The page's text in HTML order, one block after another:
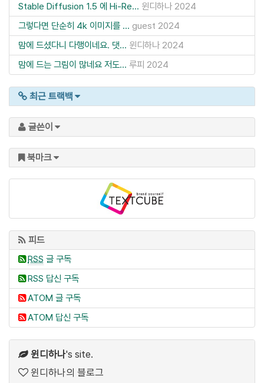
Stable Diffusion 1.5 에 Hi-Re... 윈디하나 2024
그렇다면 단순히 4k 이미지를 ... guest 2024
맘에 드셨다니 다행이네요. 댓... 윈디하나 2024
맘에 드는 그림이 많네요 저도... 루피 2024
최근 트랙백
글쓴이
북마크
피드
RSS 글 구독
RSS 답신 구독
ATOM 글 구독
ATOM 답신 구독
윈디하나's site.
윈디하나의 블로그